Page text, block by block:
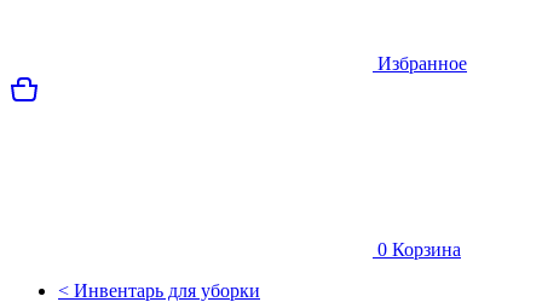
Избранное
0 Корзина
< Инвентарь для уборки